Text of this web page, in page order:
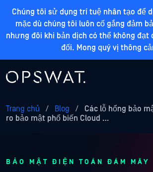
Chúng tôi sử dụng trí tuệ nhân tạo để
mặc dù chúng tôi luôn cố gắng đảm
nhưng đôi khi bản dịch có thể không đạt
đối. Mong quý vị thông
Trang chủ / Blog /
Các lỗ hổng bảo
ro bảo mật phổ biến Cloud …
BẢO MẬT ĐIỆN TOÁN ĐÁM MÂY